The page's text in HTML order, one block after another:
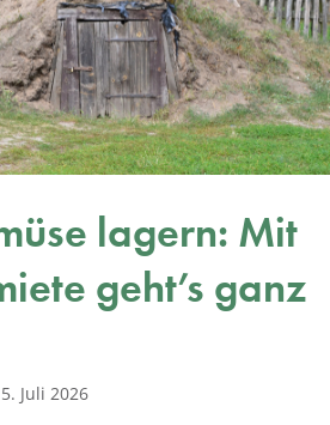
lagern: Mit
geht’s ganz
Juli 2026